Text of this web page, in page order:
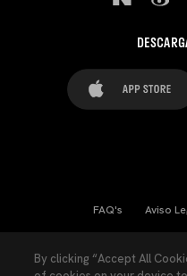
FAQ's Aviso
By clicking “Accept All